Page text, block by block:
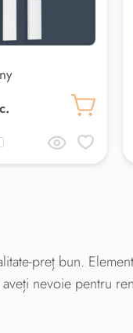
preț bun.
nevoie pentru